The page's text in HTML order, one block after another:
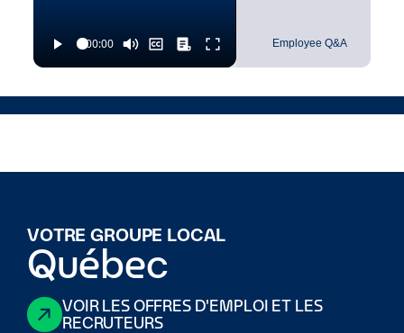
Employee Q&A
VOTRE GROUPE LOCAL
Québec
VOIR LES OFFRES D'EMPLOI ET LES
RECRUTEURS